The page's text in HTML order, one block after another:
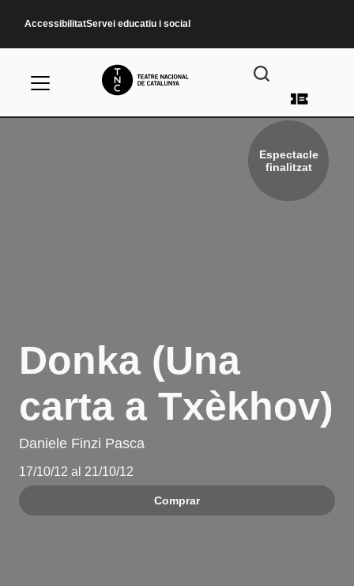
AccessibilitatServei educatiu i social
Menú
Espectacle
finalitzat
Donka (Una
carta a Txèkhov)
Daniele Finzi Pasca
17/10/12 al 21/10/12
Comprar